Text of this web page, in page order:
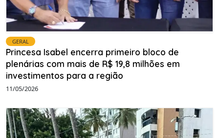
GERAL
Princesa Isabel encerra primeiro bloco de
plenárias com mais de R$ 19,8 milhões em
investimentos para a região
11/05/2026